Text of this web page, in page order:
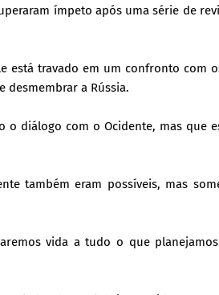
ímpeto após uma série de
está travado em um confronto com
desmembrar a Rússia.
o diálogo com o Ocidente, mas que
também eram possíveis, mas
vida a tudo o que